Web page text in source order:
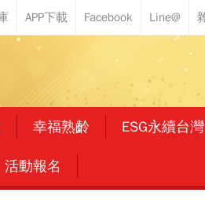
幸福熟齡 ESG永續台灣
活動報名